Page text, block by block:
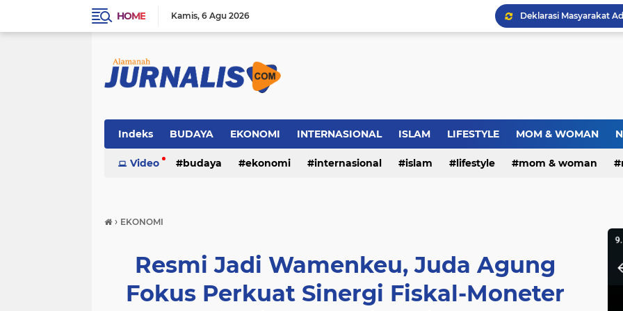
HOME Kamis 6 Agu 2026
Dies Natalis SMP
Bupati Pemalang
Indeks BUDAYA EKONOMI INTERNASIONAL ISLAM LIFESTYLE MOM & WOMAN
SOSIAL WISATA
Video budaya ekonomi internasional islam lifestyle mom & woman
› EKONOMI
Resmi Jadi Wamenkeu, Juda Agung
Fokus Perkuat Sinergi Fiskal-Moneter